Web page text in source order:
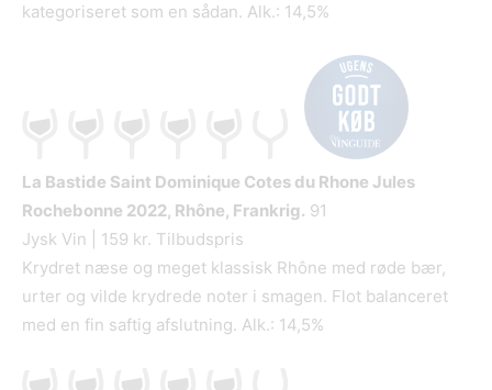
kategoriseret som en sådan. Alk.: 14,5%
La Bastide Saint Dominique Cotes du Rhone Jules
Rochebonne 2022, Rhône, Frankrig. 91
Jysk Vin | 159 kr. Tilbudspris
Krydret næse og meget klassisk Rhône med røde bær,
urter og vilde krydrede noter i smagen. Flot balanceret
med en fin saftig afslutning. Alk.: 14,5%